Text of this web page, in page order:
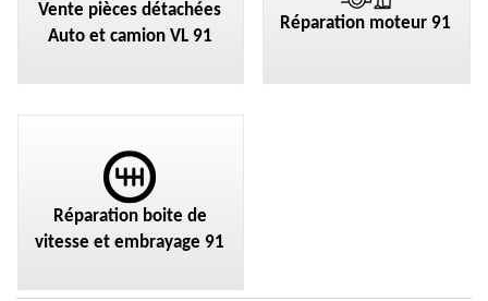
Vente pièces détachées
Auto et camion VL 91
Réparation moteur 91
Réparation boite de
vitesse et embrayage 91